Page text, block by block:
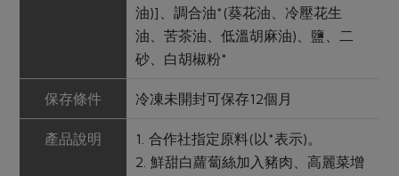
油)]、調合油*(葵花油、冷壓花生
油、苦茶油、低溫胡麻油)、鹽、二
砂、白胡椒粉*
保存條件 冷凍未開封可保存12個月
產品說明
1. 合作社指定原料(以*表示)。
2. 鮮甜白蘿蔔絲加入豬肉、高麗菜增